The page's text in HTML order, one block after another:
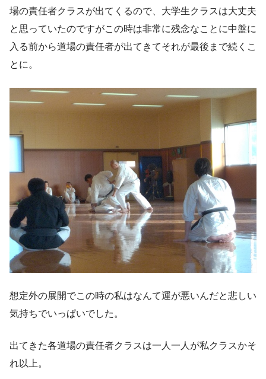
場の責任者クラスが出てくるので、大学生クラスは大丈夫
と思っていたのですがこの時は非常に残念なことに中盤に
入る前から道場の責任者が出てきてそれが最後まで続くこ
とに。
想定外の展開でこの時の私はなんて運が悪いんだと悲しい
気持ちでいっぱいでした。
出てきた各道場の責任者クラスは一人一人が私クラスかそ
れ以上。